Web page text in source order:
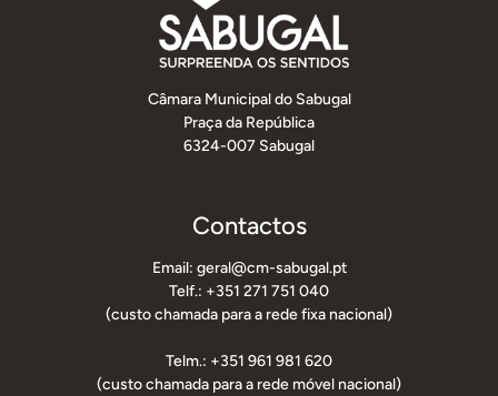
Câmara Municipal do Sabugal
Praça da República
6324-007 Sabugal
Contactos
Email: geral@cm-sabugal.pt
Telf.: +351 271 751 040
(custo chamada para a rede fixa nacional)
Telm.: +351 961 981 620
(custo chamada para a rede móvel nacional)